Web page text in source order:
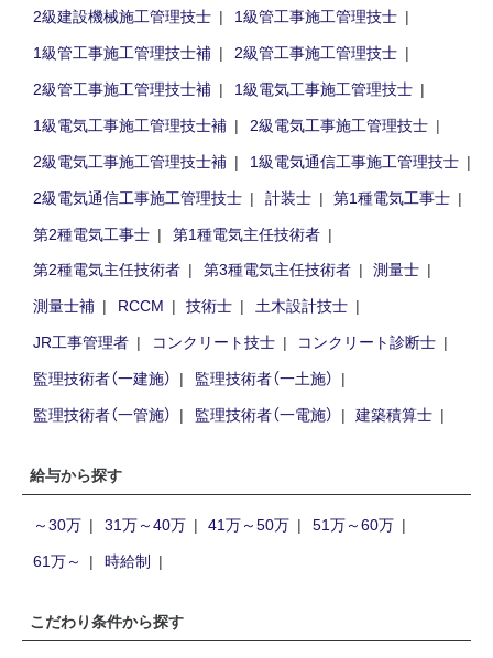
2級建設機械施工管理技士
1級管工事施工管理技士
1級管工事施工管理技士補
2級管工事施工管理技士
2級管工事施工管理技士補
1級電気工事施工管理技士
1級電気工事施工管理技士補
2級電気工事施工管理技士
2級電気工事施工管理技士補
1級電気通信工事施工管理技士
2級電気通信工事施工管理技士
計装士
第1種電気工事士
第2種電気工事士
第1種電気主任技術者
第2種電気主任技術者
第3種電気主任技術者
測量士
測量士補
RCCM 技術士
土木設計技士
JR工事管理者
コンクリート技士
コンクリート診断士
監理技術者（一建施）
監理技術者（一土施）
監理技術者（一管施）
監理技術者（一電施） 建築積算士
給与から探す
～30万 31万～40万 41万～50万
51万～60万
61万～
時給制
こだわり条件から探す